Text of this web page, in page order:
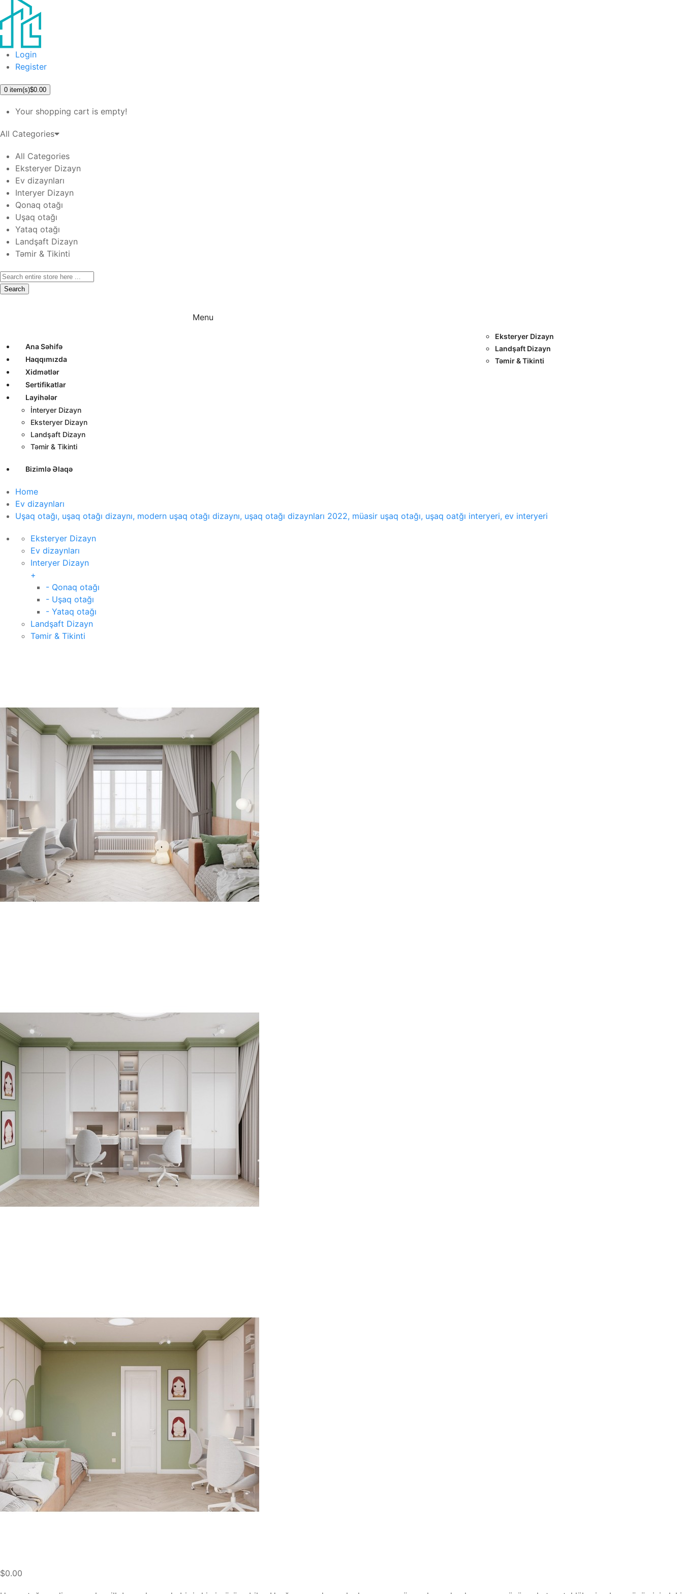
Login
Register
0 item(s)$0.00
Your shopping cart is empty!
All Categories
All Categories
Eksteryer Dizayn
Ev dizaynları
Interyer Dizayn
Qonaq otağı
Uşaq otağı
Yataq otağı
Landşaft Dizayn
Təmir & Tikinti
Search
Eksteryer Dizayn
Landşaft Dizayn
Təmir & Tikinti
Menu
Ana Səhifə
Haqqımızda
Xidmətlər
Sertifikatlar
Layihələr
İnteryer Dizayn
Eksteryer Dizayn
Landşaft Dizayn
Təmir & Tikinti
Bizimlə Əlaqə
Home
Ev dizaynları
Uşaq otağı, uşaq otağı dizaynı, modern uşaq otağı dizaynı, uşaq otağı dizaynları 2022, müasir uşaq otağı, uşaq oatğı interyeri, ev interyeri
Eksteryer Dizayn
Ev dizaynları
Interyer Dizayn
+
- Qonaq otağı
- Uşaq otağı
- Yataq otağı
Landşaft Dizayn
Təmir & Tikinti
$0.00